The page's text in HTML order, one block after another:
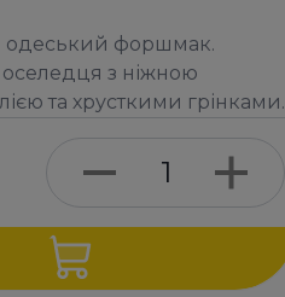
одеський форшмак.
з ніжною
та хрусткими грінками.